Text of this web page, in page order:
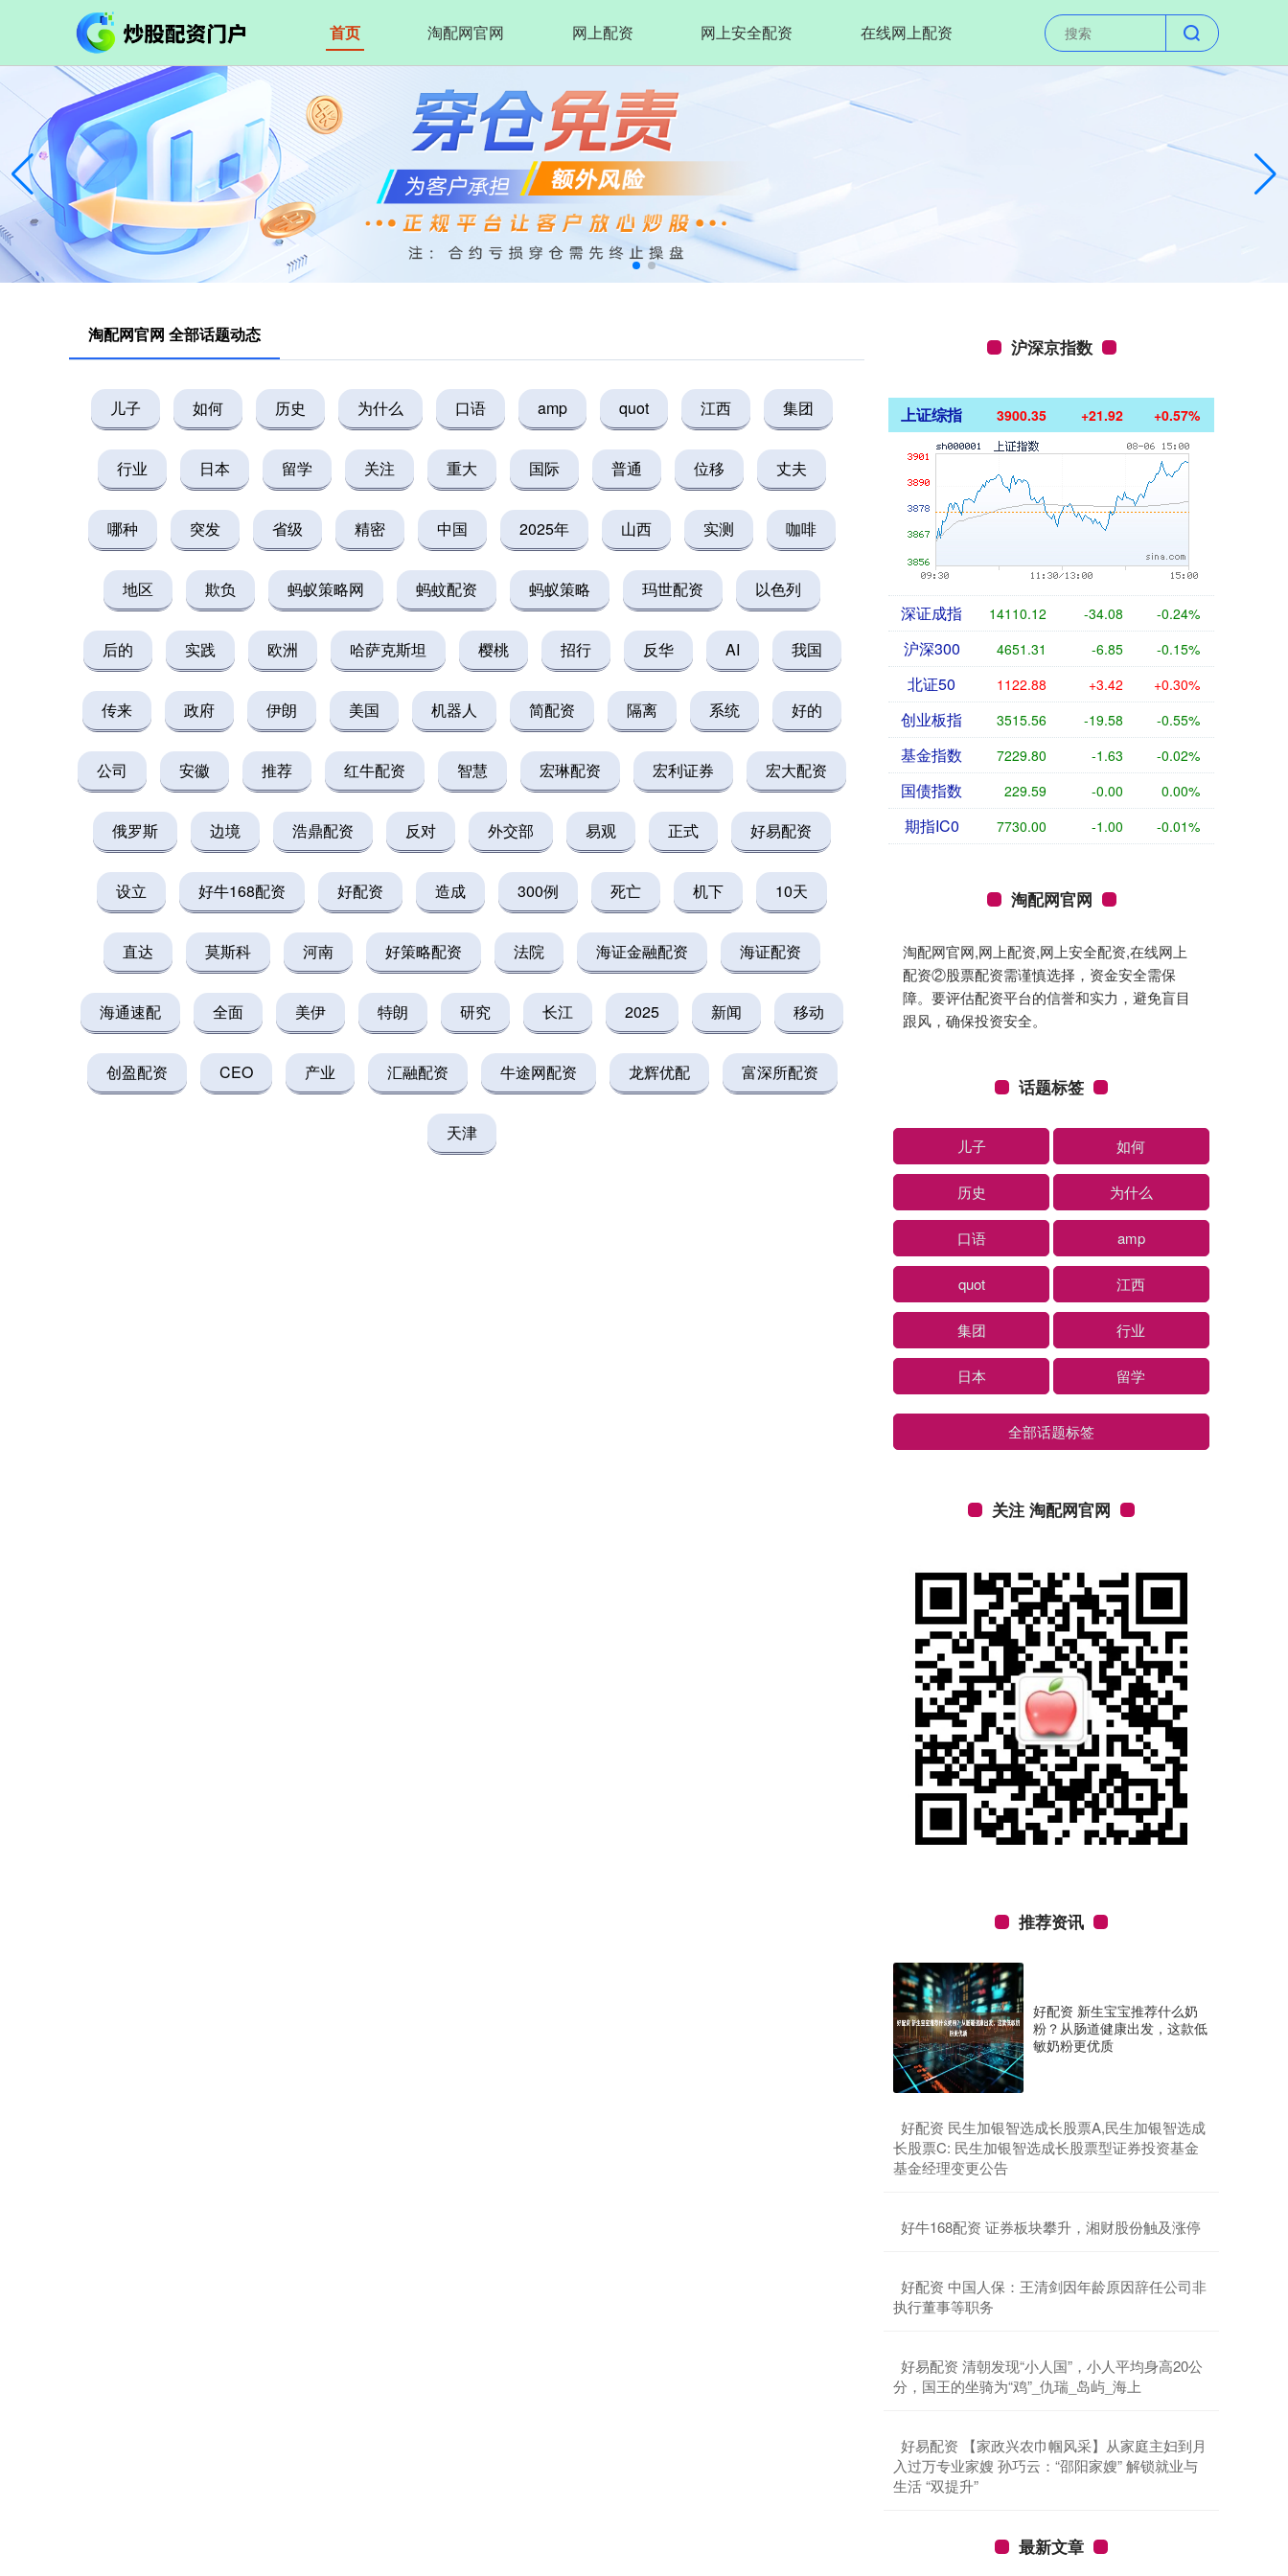
首页 淘配网官网 网上配资 网上安全配资 在线网上配资
淘配网官网 全部话题动态
儿子 如何 历史 为什么 口语 amp quot 江西 集团
行业 日本 留学 关注 重大 国际 普通 位移 丈夫
哪种 突发 省级 精密 中国 2025年 山西 实测 咖啡
地区 欺负 蚂蚁策略网 蚂蚊配资 蚂蚁策略 玛世配资 以色列
后的 实践 欧洲 哈萨克斯坦 樱桃 招行 反华 AI 我国
传来 政府 伊朗 美国 机器人 简配资 隔离 系统 好的
公司 安徽 推荐 红牛配资 智慧 宏琳配资 宏利证券 宏大配资
俄罗斯 边境 浩鼎配资 反对 外交部 易观 正式 好易配资
设立 好牛168配资 好配资 造成 300例 死亡 机下 10天
直达 莫斯科 河南 好策略配资 法院 海证金融配资 海证配资
海通速配 全面 美伊 特朗 研究 长江 2025 新闻 移动
创盈配资 CEO 产业 汇融配资 牛途网配资 龙辉优配 富深所配资
天津
沪深京指数
上证综指 3900.35 +21.92 +0.57%
深证成指 14110.12 -34.08 -0.24%
沪深300 4651.31 -6.85 -0.15%
北证50 1122.88 +3.42 +0.30%
创业板指 3515.56 -19.58 -0.55%
基金指数 7229.80 -1.63 -0.02%
国债指数 229.59 -0.00 0.00%
期指IC0 7730.00 -1.00 -0.01%
淘配网官网
淘配网官网,网上配资,网上安全配资,在线网上
配资②股票配资需谨慎选择，资金安全需保
障。要评估配资平台的信誉和实力，避免盲目
跟风，确保投资安全。
话题标签
儿子 如何
历史 为什么
口语 amp
quot 江西
集团 行业
日本 留学
全部话题标签
关注 淘配网官网
推荐资讯
好配资 新生宝宝推荐什么奶
粉？从肠道健康出发，这款低
敏奶粉更优质
​好配资 民生加银智选成长股票A,民生加银智选成
长股票C: 民生加银智选成长股票型证券投资基金
基金经理变更公告
​好牛168配资 证券板块攀升，湘财股份触及涨停
​好配资 中国人保：王清剑因年龄原因辞任公司非
执行董事等职务
​好易配资 清朝发现“小人国”，小人平均身高20公
分，国王的坐骑为“鸡”_仇瑞_岛屿_海上
​好易配资 【家政兴农巾帼风采】从家庭主妇到月
入过万专业家嫂 孙巧云：“邵阳家嫂” 解锁就业与
生活 “双提升”
最新文章